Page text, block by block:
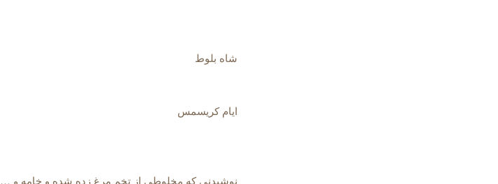
شاه بلوط
ایام کریسمس
نوشیدنی که مخلوطی از تخم مرغ زده شده و خامه و …